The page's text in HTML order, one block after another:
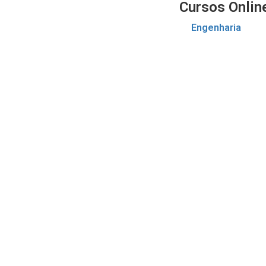
Cursos
Engenharia